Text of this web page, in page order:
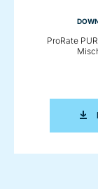
ProRate